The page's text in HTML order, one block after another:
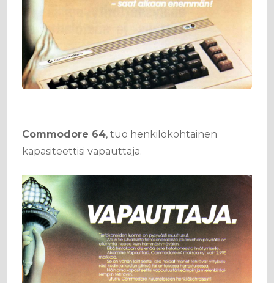
Commodore 64, tuo henkilökohtainen
kapasiteettisi vapauttaja.